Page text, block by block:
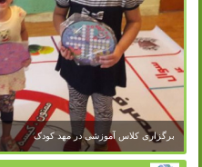
برگزاری کلاس آموزشی در مهد کودک